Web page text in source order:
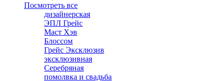
Посмотреть все
дизайнерская
ЭПЛ Грейс
Маст Хэв
Блоссом
Грейс Эксклюзив
эксклюзивная
Серебряная
помолвка и свадьба